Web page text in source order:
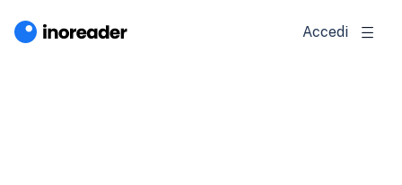
Accedi